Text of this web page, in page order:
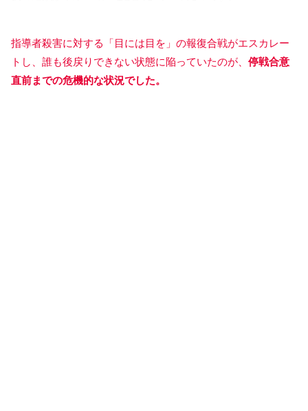
指導者殺害に対する「目には目を」の報復合戦がエスカレー
トし、誰も後戻りできない状態に陥っていたのが、 停戦合意
直前までの危機的な状況でした。